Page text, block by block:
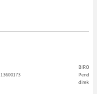
13600173
BIRO Circle
direkt